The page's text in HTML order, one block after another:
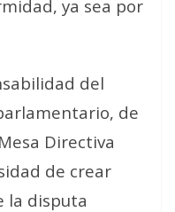
ya sea por
del
de
Directiva
de crear
la disputa